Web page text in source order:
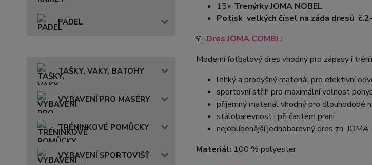
PADEL
TAŠKY, VAKY, BATOHY
VYBAVENÍ PRO MASÉRY
TRÉNINKOVÉ POMŮCKY
VYBAVENÍ SPORTOVIŠŤ
15× Trenýrky JOMA NOBEL
Potisk velkých čísel na záda dresů
👕Dres JOMA COMBI :
Moderní fotbalový dres vhodný pro zápasy i
lehký a prodyšný materiál pro efektivní
sportovní střih pro maximální volnost
příjemný materiál vhodný pro dlouhodobé
stálobarevnost i při častém praní
nejoblíbenější jednobarevný dres zn. JOMA
Materiál: 100 % polyester